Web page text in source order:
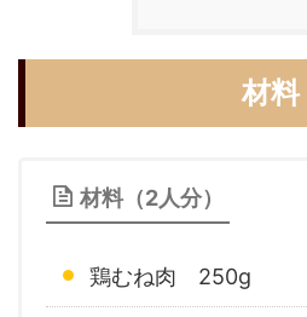
材料
材料（2人分）
鶏むね肉 250g